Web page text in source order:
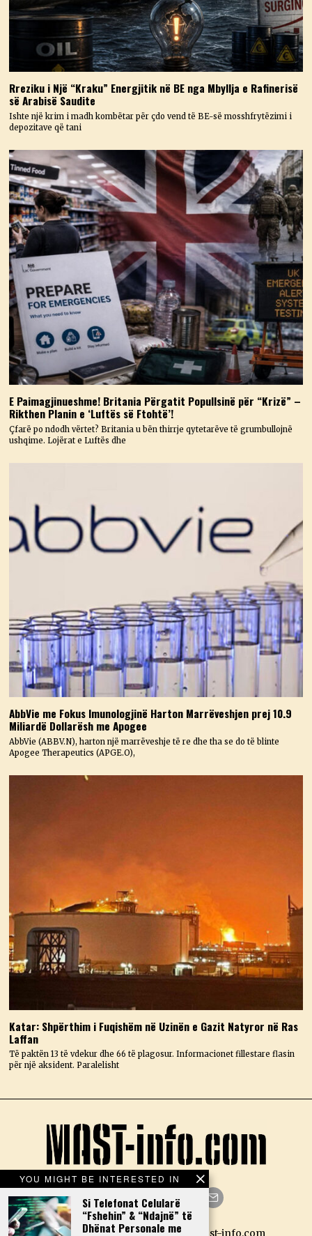
Rreziku i Një “Kraku” Energjitik në BE nga Mbyllja e Rafinerisë
së Arabisë Saudite
Ishte një krim i madh kombëtar për çdo vend të BE-së mosshfrytëzimi i
depozitave që tani
E Paimagjinueshme! Britania Përgatit Popullsinë për “Krizë” –
Rikthen Planin e ‘Luftës së Ftohtë’!
Çfarë po ndodh vërtet? Britania u bën thirrje qytetarëve të grumbullojnë
ushqime. Lojërat e Luftës dhe
AbbVie me Fokus Imunologjinë Harton Marrëveshjen prej 10.9
Miliardë Dollarësh me Apogee
AbbVie (ABBV.N), harton një marrëveshje të re dhe tha se do të blinte
Apogee Therapeutics (APGE.O),
Katar: Shpërthim i Fuqishëm në Uzinën e Gazit Natyror në Ras
Laffan
Të paktën 13 të vdekur dhe 66 të plagosur. Informacionet fillestare flasin
për një aksident. Paralelisht
YOU MIGHT BE INTERESTED IN
Si Telefonat Celularë
“Fshehin” & “Ndajnë” të
Dhënat Personale me
Facebook
TwitterInstagram
LinkedInYouTube
Designed by N.D. — Copyright Mast-info.com